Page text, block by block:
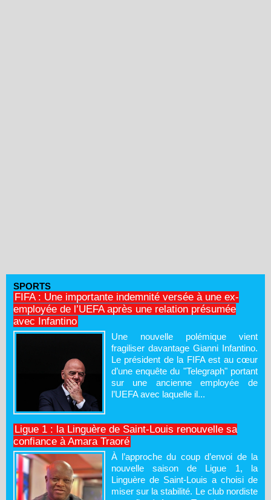
SPORTS
FIFA : Une importante indemnité versée à une ex-
employée de l’UEFA après une relation présumée
avec Infantino
Une nouvelle polémique vient
fragiliser davantage Gianni Infantino.
Le président de la FIFA est au cœur
d’une enquête du "Telegraph" portant
sur une ancienne employée de
l’UEFA avec laquelle il...
Ligue 1 : la Linguère de Saint-Louis renouvelle sa
confiance à Amara Traoré
À l’approche du coup d’envoi de la
nouvelle saison de Ligue 1, la
Linguère de Saint-Louis a choisi de
miser sur la stabilité. Le club nordiste